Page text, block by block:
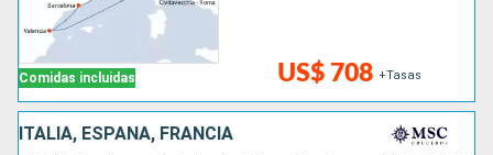
Comidas incluidas US$ 708 +Tasas
ITALIA, ESPAÑA, FRANCIA